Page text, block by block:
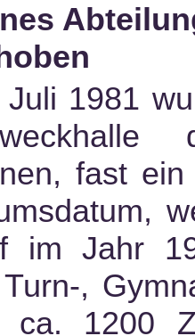
1981
fast
im Jahr
,
ca. 1200